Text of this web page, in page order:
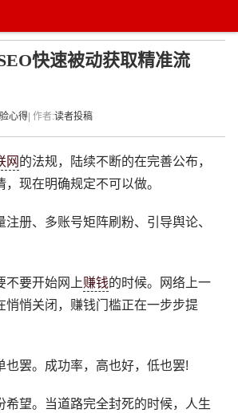
快速被动获取精准流
心得 | 作者:读者投稿
网 的法规，陆续不断的在完善公布，
现在明确规定不可以做。
注册、多账号矩阵刷粉、引导舆论、
不要开始网上赚钱的时候。网络上一
悄悄关闭，赚钱门槛正在一步步提
也罢。成功率，高也好，低也罢!
希望。当道路完全封死的时候，人生